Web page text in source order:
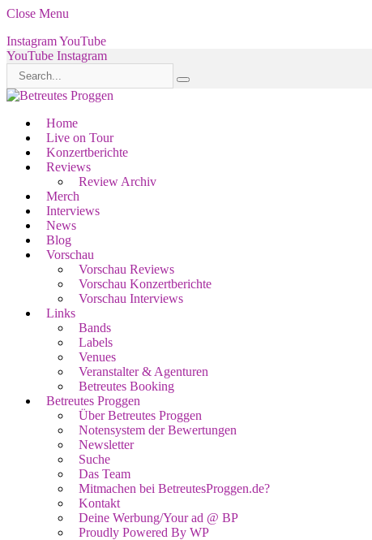
Close Menu
InstagramYouTube
YouTube Instagram
Home
Live on Tour
Konzertberichte
Reviews
Review Archiv
Merch
Interviews
News
Blog
Vorschau
Vorschau Reviews
Vorschau Konzertberichte
Vorschau Interviews
Links
Bands
Labels
Venues
Veranstalter & Agenturen
Betreutes Booking
Betreutes Proggen
Über Betreutes Proggen
Notensystem der Bewertungen
Newsletter
Suche
Das Team
Mitmachen bei BetreutesProggen.de?
Kontakt
Deine Werbung/Your ad @ BP
Proudly Powered By WP